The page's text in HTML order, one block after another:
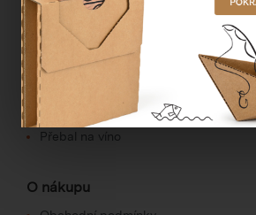
O nás
Novinky e-mailem
Názvosloví
Často kladené dotazy
Videonávody
Věrnostní program
Přebal na víno
O nákupu